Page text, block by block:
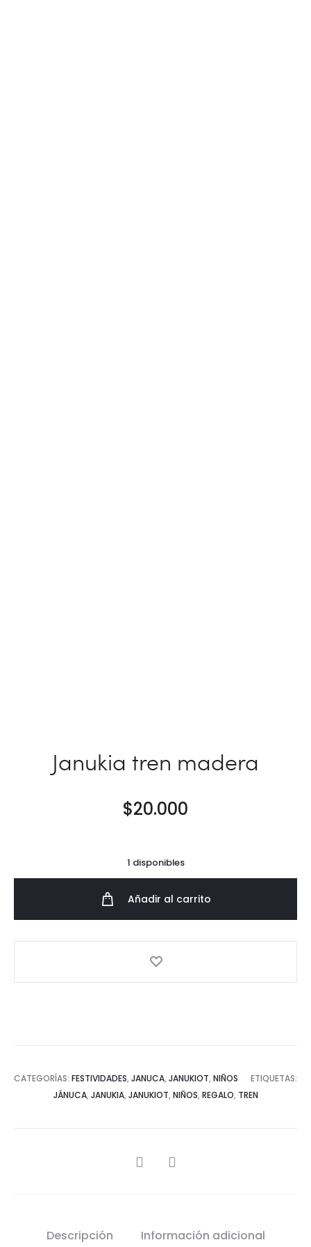
Janukia tren madera
$20.000
1 disponibles
Añadir al carrito
CATEGORÍAS: FESTIVIDADES, JANUCA, JANUKIOT, NIÑOS
ETIQUETAS:
JÁNUCA, JANUKIA, JANUKIOT, NIÑOS, REGALO, TREN
SHARE
Descripción Información adicional